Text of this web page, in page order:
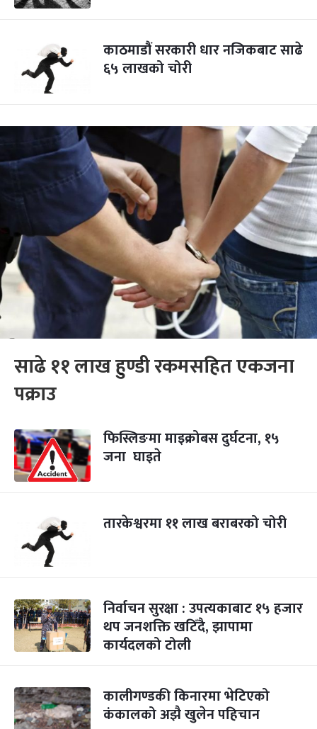
काठमाडौं सरकारी धार नजिकबाट साढे
६५ लाखको चोरी
साढे ११ लाख हुण्डी रकमसहित एकजना
पक्राउ
फिस्लिङमा माइक्रोबस दुर्घटना, १५
जना घाइते
तारकेश्वरमा ११ लाख बराबरको चोरी
निर्वाचन सुरक्षा : उपत्यकाबाट १५ हजार
थप जनशक्ति खटिँदै, झापामा
कार्यदलको टोली
कालीगण्डकी किनारमा भेटिएको
कंकालको अझै खुलेन पहिचान